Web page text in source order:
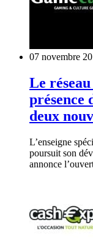
07 novembre
Le
présence
deux
L’enseigne
poursuit son
annonce